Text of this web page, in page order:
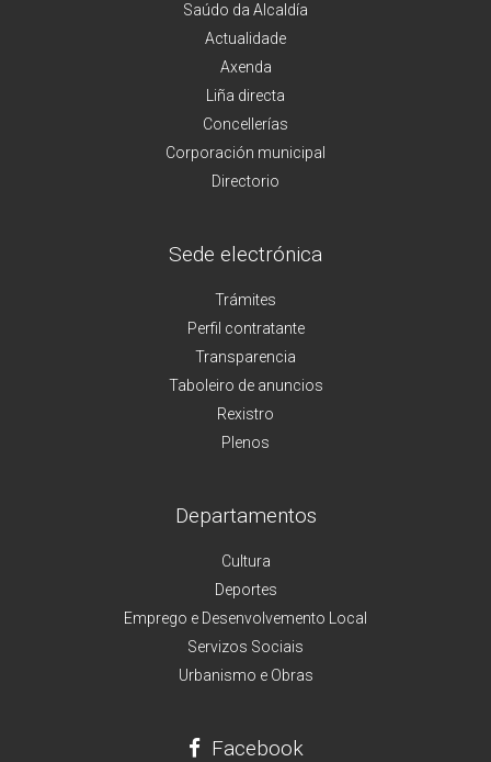
Saúdo da Alcaldía
Actualidade
Axenda
Liña directa
Concellerías
Corporación municipal
Directorio
Sede electrónica
Trámites
Perfil contratante
Transparencia
Taboleiro de anuncios
Rexistro
Plenos
Departamentos
Cultura
Deportes
Emprego e Desenvolvemento Local
Servizos Sociais
Urbanismo e Obras
Facebook